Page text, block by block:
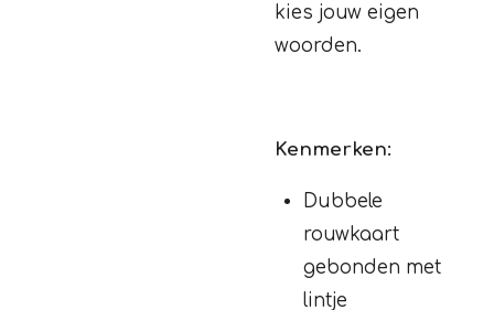
kies jouw eigen
woorden.
Kenmerken:
Dubbele
rouwkaart
gebonden met
lintje